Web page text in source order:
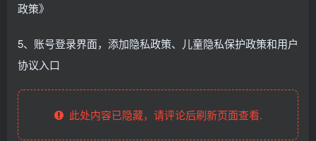
政策》
5、账号登录界面，添加隐私政策、儿童隐私保护政策和用户
协议入口
此处内容已隐藏，请评论后刷新页面查看.